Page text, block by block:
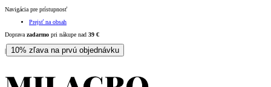
Navigácia pre prístupnosť
Prejsť na obsah
Doprava zadarmo pri nákupe nad 39 €
| 10% zľava na prvú objednávku